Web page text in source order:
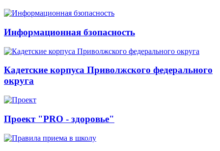
Информационная бзопасность
Кадетские корпуса Приволжского федерального
округа
Проект "PRO - здоровье"